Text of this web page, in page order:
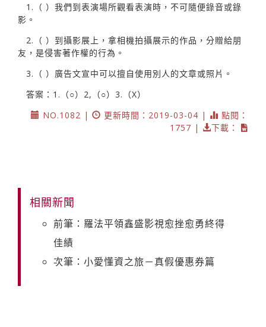
1.（ ）我們到表演場所觀看表演時，不可隨便錄音或錄
影。
2.（ ）到攝影展上，拿相機拍攝展示的作品，分贈給朋
友，是侵害著作權的行為。
3.（ ）廣告文宣中可以擅自使用別人的文章或照片。
答案：1.（○）2,（○）3.（X）
NO.1082 |
更新時間：2019-03-04 |
點閱：
1757 |
下載：
相關新聞
前筆：羅法平領鑫盛影視愈挫愈勇終得
佳績
次筆：小愛懂資之旅－真假優惠券篇